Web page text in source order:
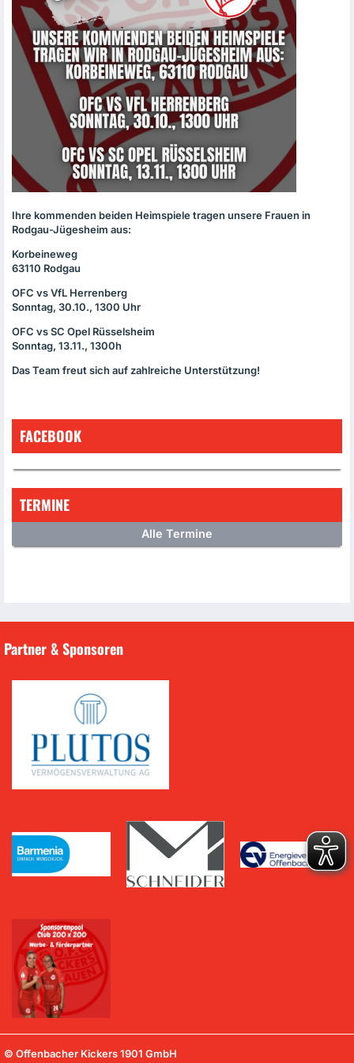
Ihre kommenden beiden Heimspiele tragen unsere Frauen in
Rodgau-Jügesheim aus:
Korbeineweg
63110 Rodgau
OFC vs VfL Herrenberg
Sonntag, 30.10., 1300 Uhr
OFC vs SC Opel Rüsselsheim
Sonntag, 13.11., 1300h
Das Team freut sich auf zahlreiche Unterstützung!
FACEBOOK
TERMINE
Alle Termine
Partner & Sponsoren
© Offenbacher Kickers 1901 GmbH